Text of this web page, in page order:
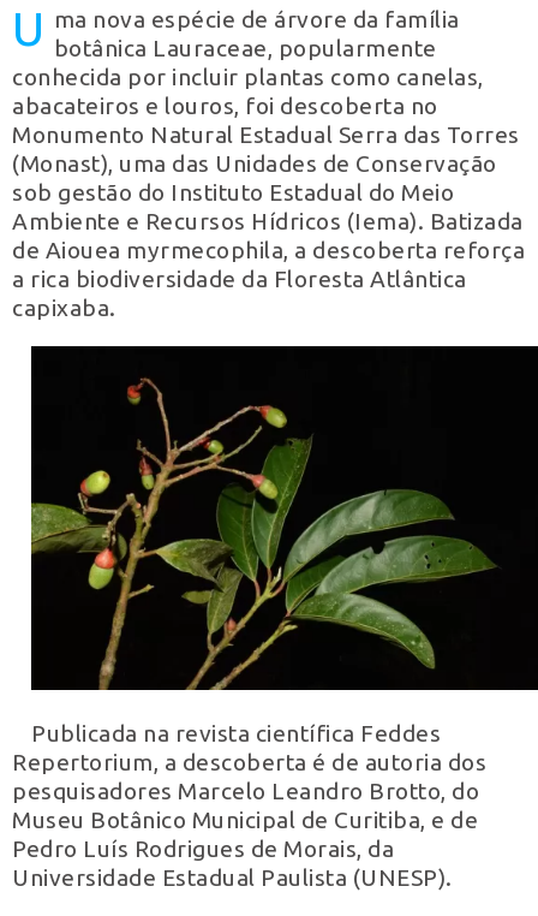
U ma nova espécie de árvore da família
botânica Lauraceae, popularmente
conhecida por incluir plantas como canelas,
abacateiros e louros, foi descoberta no
Monumento Natural Estadual Serra das Torres
(Monast), uma das Unidades de Conservação
sob gestão do Instituto Estadual do Meio
Ambiente e Recursos Hídricos (Iema). Batizada
de Aiouea myrmecophila, a descoberta reforça
a rica biodiversidade da Floresta Atlântica
capixaba.
Publicada na revista científica Feddes
Repertorium, a descoberta é de autoria dos
pesquisadores Marcelo Leandro Brotto, do
Museu Botânico Municipal de Curitiba, e de
Pedro Luís Rodrigues de Morais, da
Universidade Estadual Paulista (UNESP).